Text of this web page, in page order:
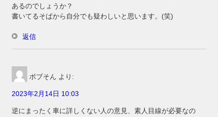
あるのでしょうか？
書いてるそばから自分でも疑わしいと思います。(笑)
返信
ボブそん より:
2023年2月14日 10:03
逆にまったく車に詳しくない人の意見、素人目線が必要なの